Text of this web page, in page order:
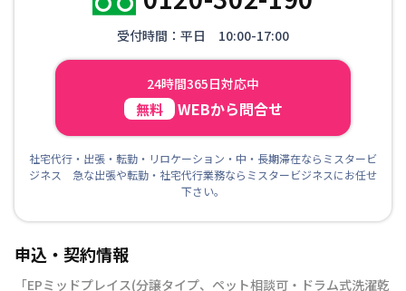
受付時間：平日 10:00-17:00
24時間365日対応中
無料 WEBから問合せ
社宅代行・出張・転勤・リロケーション・中・長期滞在ならミスタービ
ジネス 急な出張や転勤・社宅代行業務ならミスタービジネスにお任せ
下さい。
申込・契約情報
「EPミッドプレイス(分譲タイプ、ペット相談可・ドラム式洗濯乾